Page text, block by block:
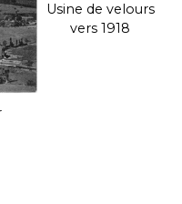
Usine de velours
vers 1918